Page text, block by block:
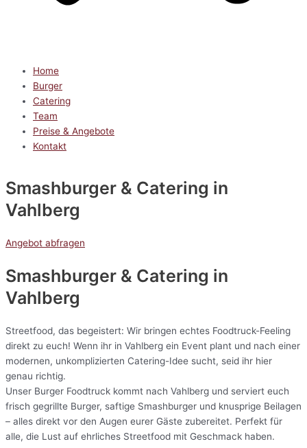
Home
Burger
Catering
Team
Preise & Angebote
Kontakt
Smashburger & Catering in
Vahlberg
Angebot abfragen
Smashburger & Catering in
Vahlberg
Streetfood, das begeistert: Wir bringen echtes Foodtruck-Feeling
direkt zu euch! Wenn ihr in Vahlberg ein Event plant und nach einer
modernen, unkomplizierten Catering-Idee sucht, seid ihr hier
genau richtig.
Unser Burger Foodtruck kommt nach Vahlberg und serviert euch
frisch gegrillte Burger, saftige Smashburger und knusprige Beilagen
– alles direkt vor den Augen eurer Gäste zubereitet. Perfekt für
alle, die Lust auf ehrliches Streetfood mit Geschmack haben.